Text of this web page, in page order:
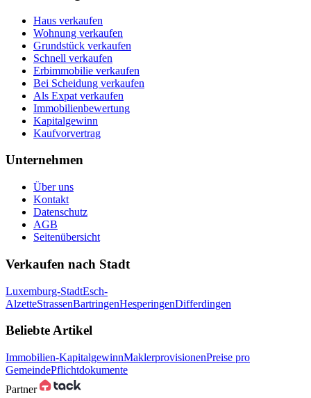
Haus verkaufen
Wohnung verkaufen
Grundstück verkaufen
Schnell verkaufen
Erbimmobilie verkaufen
Bei Scheidung verkaufen
Als Expat verkaufen
Immobilienbewertung
Kapitalgewinn
Kaufvorvertrag
Unternehmen
Über uns
Kontakt
Datenschutz
AGB
Seitenübersicht
Verkaufen nach Stadt
Luxemburg-StadtEsch-
AlzetteStrassenBartringenHesperingenDifferdingen
Beliebte Artikel
Immobilien-KapitalgewinnMaklerprovisionenPreise pro
GemeindePflichtdokumente
Partner